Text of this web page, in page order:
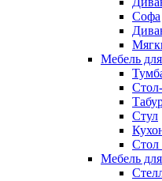
Софа
Мебель
Стул
Стол
Мебель